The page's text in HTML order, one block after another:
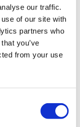
our traffic.
of our site with
partners who
you’ve
from your use